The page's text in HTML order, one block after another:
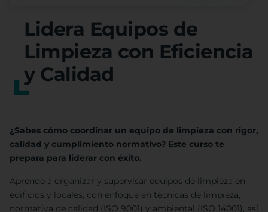
Lidera Equipos de
Limpieza con Eficiencia
y Calidad
¿Sabes cómo coordinar un equipo de limpieza con rigor,
calidad y cumplimiento normativo? Este curso te
prepara para liderar con éxito.
Aprende a organizar y supervisar equipos de limpieza en
edificios y locales, con enfoque en técnicas de limpieza,
normativa de calidad (ISO 9001) y ambiental (ISO 14001), así